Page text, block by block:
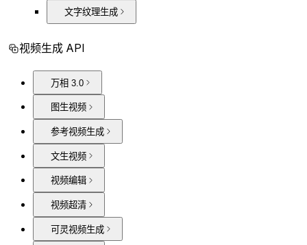
文字纹理生成
视频生成 API
万相 3.0
图生视频
参考视频生成
文生视频
视频编辑
视频超清
可灵视频生成